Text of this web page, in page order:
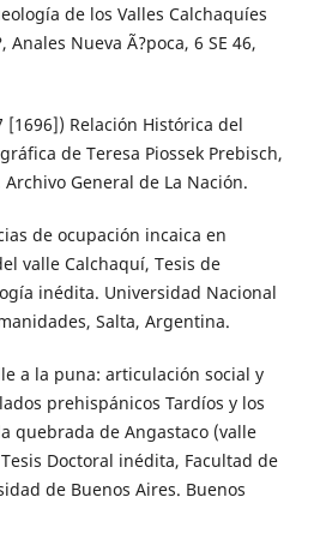
de los Valles Calchaquíes
Nueva Ã?poca, 6 SE 46,
[1696]) Relación Histórica del
de Teresa Piossek Prebisch,
General de La Nación.
de ocupación incaica en
valle Calchaquí, Tesis de
inédita. Universidad Nacional
Salta, Argentina.
a la puna: articulación social y
prehispánicos Tardíos y los
quebrada de Angastaco (valle
Doctoral inédita, Facultad de
de Buenos Aires. Buenos